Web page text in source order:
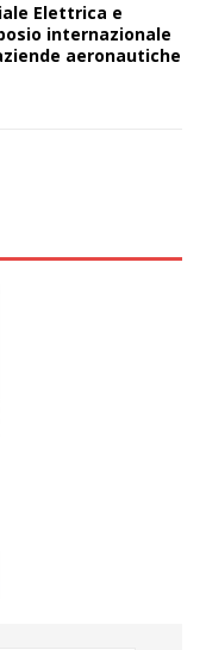
Elettrica e
internazionale
aeronautiche